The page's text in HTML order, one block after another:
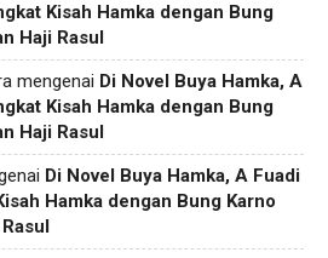
Kisah Hamka dengan Bung
Haji Rasul
mengenai Di Novel Buya Hamka, A
Kisah Hamka dengan Bung
Haji Rasul
Di Novel Buya Hamka, A Fuadi
Hamka dengan Bung Karno